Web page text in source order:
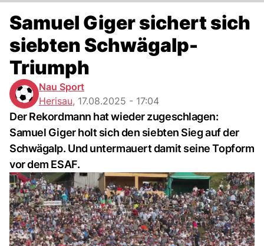
Samuel Giger sichert sich
siebten Schwägalp-
Triumph
Nau Sport
Herisau, 17.08.2025 - 17:04
Der Rekordmann hat wieder zugeschlagen:
Samuel Giger holt sich den siebten Sieg auf der
Schwägalp. Und untermauert damit seine Topform
vor dem ESAF.